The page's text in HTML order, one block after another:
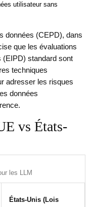
utilisateur sans
données (CEPD), dans
que les évaluations
(EIPD) standard sont
techniques
adresser les risques
données
vs États-
les LLM
États-Unis (Lois